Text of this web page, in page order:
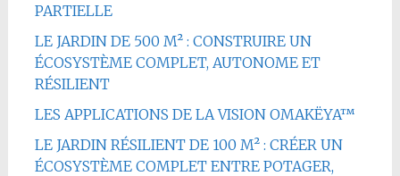
PARTIELLE
LE JARDIN DE 500 M² : CONSTRUIRE UN
ÉCOSYSTÈME COMPLET, AUTONOME ET
RÉSILIENT
LES APPLICATIONS DE LA VISION OMAKËYA™
LE JARDIN RÉSILIENT DE 100 M² : CRÉER UN
ÉCOSYSTÈME COMPLET ENTRE POTAGER,